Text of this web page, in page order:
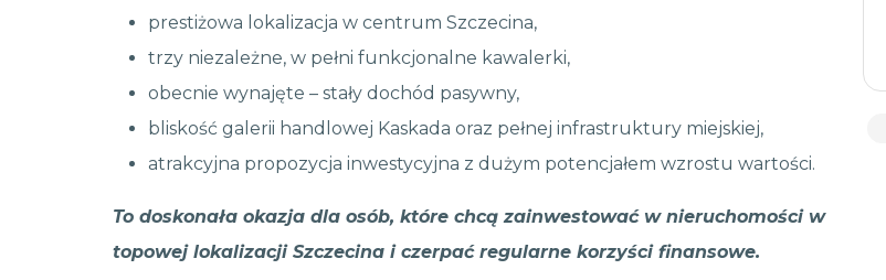
prestiżowa lokalizacja w centrum Szczecina,
trzy niezależne, w pełni funkcjonalne kawalerki,
obecnie wynajęte – stały dochód pasywny,
bliskość galerii handlowej Kaskada oraz pełnej infrastruktury miejskiej,
atrakcyjna propozycja inwestycyjna z dużym potencjałem wzrostu wartości.
To doskonała okazja dla osób, które chcą zainwestować w nieruchomości w
topowej lokalizacji Szczecina i czerpać regularne korzyści finansowe.